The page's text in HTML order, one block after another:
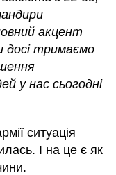
акцент
досі тримаємо
у нас сьогодні
ситуація
І на це є як